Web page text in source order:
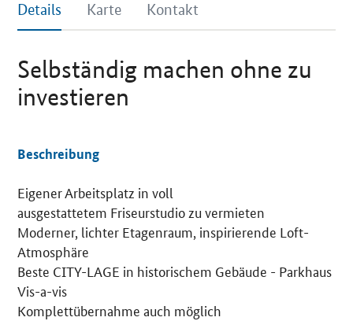
Details Karte Kontakt
Selbständig machen ohne zu
investieren
Details
Beschreibung
Eigener Arbeitsplatz in voll
ausgestattetem Friseurstudio zu vermieten
Moderner, lichter Etagenraum, inspirierende Loft-
Atmosphäre
Beste CITY-LAGE in historischem Gebäude - Parkhaus
Vis-a-vis
Komplettübernahme auch möglich